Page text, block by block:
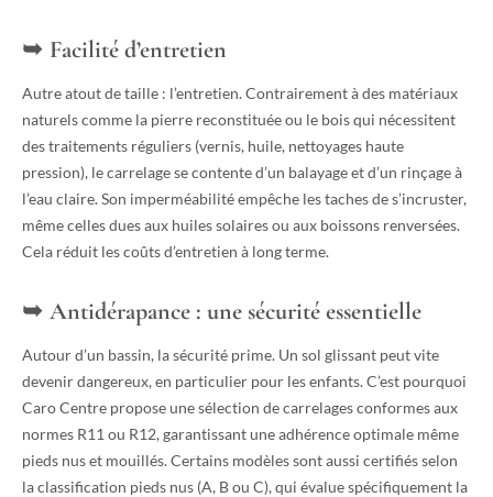
Facilité d’entretien
Autre atout de taille : l’entretien. Contrairement à des matériaux
naturels comme la pierre reconstituée ou le bois qui nécessitent
des traitements réguliers (vernis, huile, nettoyages haute
pression), le carrelage se contente d’un balayage et d’un rinçage à
l’eau claire. Son imperméabilité empêche les taches de s’incruster,
même celles dues aux huiles solaires ou aux boissons renversées.
Cela réduit les coûts d’entretien à long terme.
Antidérapance : une sécurité essentielle
Autour d’un bassin, la sécurité prime. Un sol glissant peut vite
devenir dangereux, en particulier pour les enfants. C’est pourquoi
Caro Centre propose une sélection de carrelages conformes aux
normes R11 ou R12, garantissant une adhérence optimale même
pieds nus et mouillés. Certains modèles sont aussi certifiés selon
la classification pieds nus (A, B ou C), qui évalue spécifiquement la